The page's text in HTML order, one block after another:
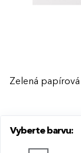
Zelená
Vyberte barvu: